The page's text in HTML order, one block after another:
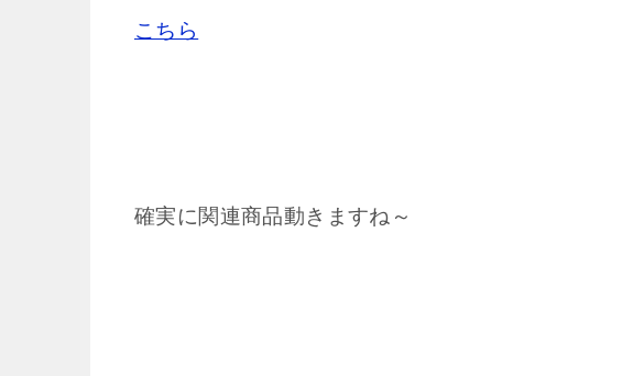
こちら
確実に関連商品動きますね～